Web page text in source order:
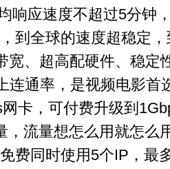
响应速度不超过5分钟
全球的速度超稳定，
宽、超高配硬件、稳定
连通率，是视频电影首
卡，可付费升级到
，流量想怎么用就怎么
同时使用5个IP，最